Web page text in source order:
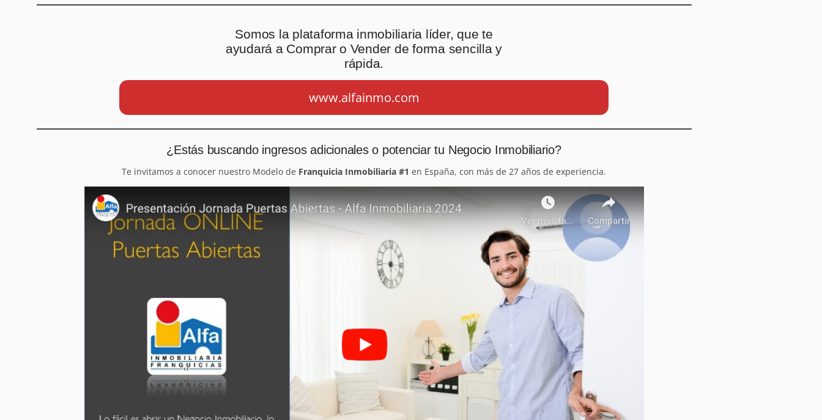
Somos la plataforma inmobiliaria líder, que te
ayudará a Comprar o Vender de forma sencilla y
rápida.
www.alfainmo.com
¿Estás buscando ingresos adicionales o potenciar tu Negocio Inmobiliario?
Te invitamos a conocer nuestro Modelo de Franquicia Inmobiliaria #1 en España, con más de 27 años de experiencia.